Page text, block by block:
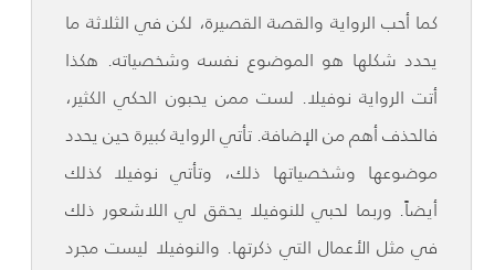
كما أحب الرواية والقصة القصيرة، لكن في الثلاثة ما
يحدد شكلها هو الموضوع نفسه وشخصياته. هكذا
أتت الرواية نوفيلا. لست ممن يحبون الحكي الكثير،
فالحذف أهم من الإضافة. تأتي الرواية كبيرة حين يحدد
موضوعها وشخصياتها ذلك، وتأتي نوفيلا كذلك
أيضاً. وربما لحبي للنوفيلا يحقق لي اللاشعور ذلك
في مثل الأعمال التي ذكرتها. والنوفيلا ليست مجرد